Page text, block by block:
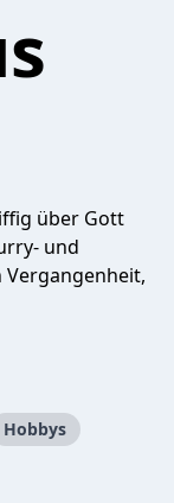
über Gott
und
Vergangenheit,
Hobbys